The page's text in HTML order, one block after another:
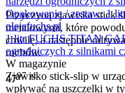
Przyczyną zjawiska stick
metalowymi, które
chwilę, a następnie
ruchów.
Zjawisko stick-slip w
wpływać na uszczelki w
1 litr FUCHS TITAN
ogrodniczych z silnikami
W magazynie
4797 zł